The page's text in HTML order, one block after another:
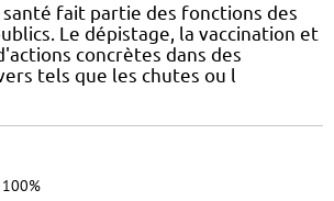
fait partie des fonctions des
Le dépistage, la vaccination et
concrètes dans des
tels que les chutes ou l
100%